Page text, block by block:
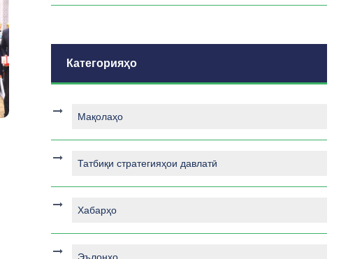
Категорияҳо
Мақолаҳо
Татбиқи стратегияҳои давлатӣ
Хабарҳо